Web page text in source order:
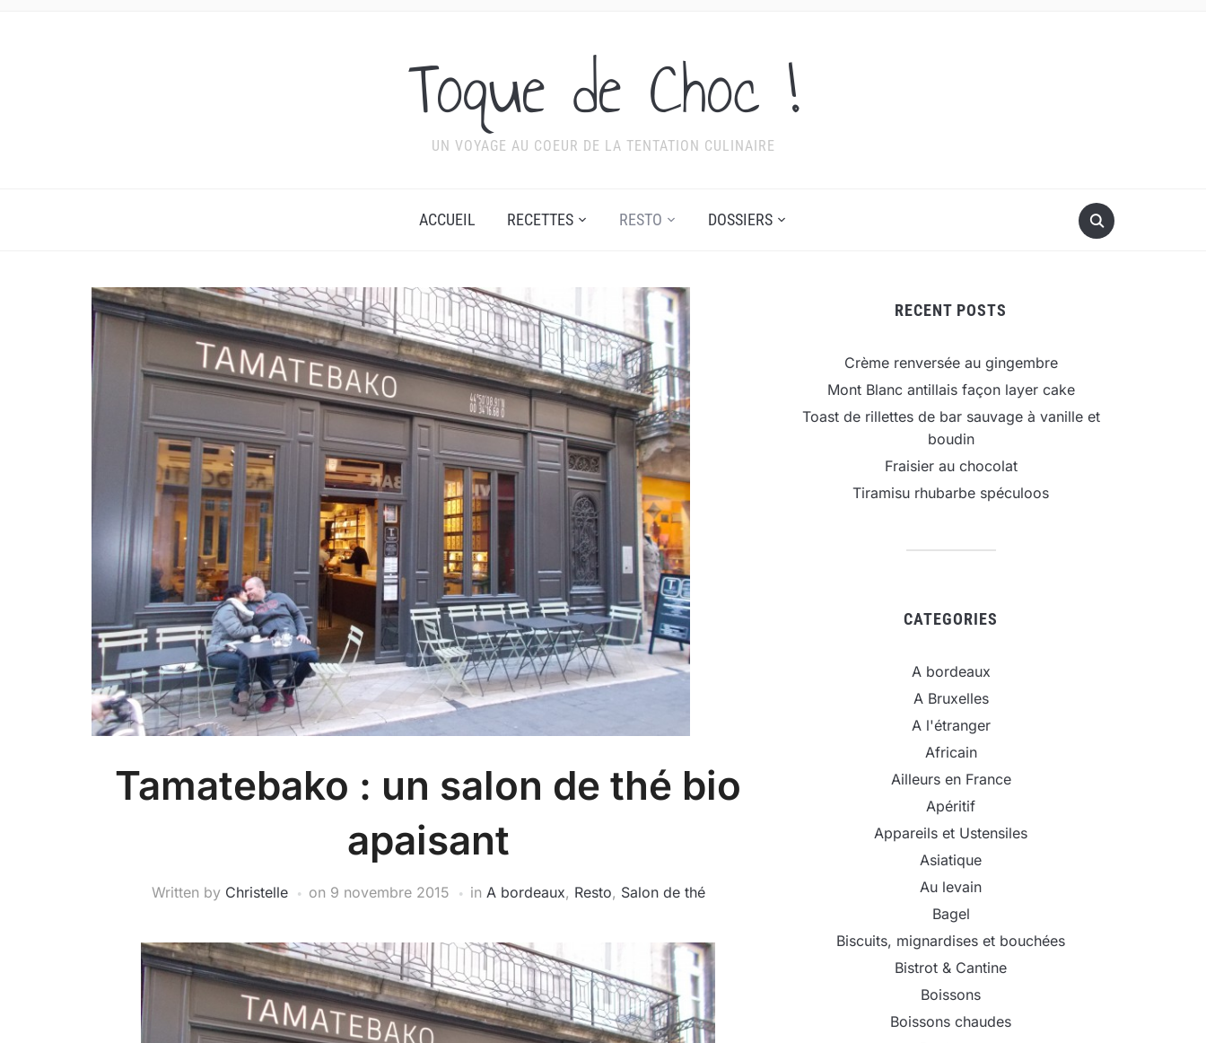
Toque de Choc !
UN VOYAGE AU COEUR DE LA TENTATION CULINAIRE
ACCUEIL RECETTES RESTO DOSSIERS
Tamatebako : un salon de thé bio
apaisant
Written by Christelle on 9 novembre 2015 in A bordeaux, Resto, Salon de thé
RECENT POSTS
Crème renversée au gingembre
Mont Blanc antillais façon layer cake
Toast de rillettes de bar sauvage à vanille et
boudin
Fraisier au chocolat
Tiramisu rhubarbe spéculoos
CATEGORIES
A bordeaux
A Bruxelles
A l'étranger
Africain
Ailleurs en France
Apéritif
Appareils et Ustensiles
Asiatique
Au levain
Bagel
Biscuits, mignardises et bouchées
Bistrot & Cantine
Boissons
Boissons chaudes